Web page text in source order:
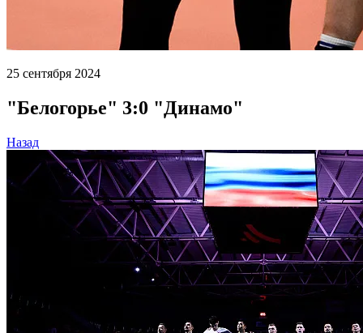
25 сентября 2024
"Белогорье" 3:0 "Динамо"
Назад